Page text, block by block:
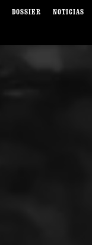
DOSSIER NOTICIAS